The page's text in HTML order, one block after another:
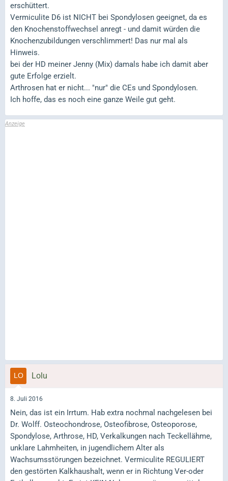
erschüttert.
Vermiculite D6 ist NICHT bei Spondylosen geeignet, da es
den Knochenstoffwechsel anregt - und damit würden die
Knochenzubildungen verschlimmert! Das nur mal als
Hinweis.
bei der HD meiner Jenny (Mix) damals habe ich damit aber
gute Erfolge erzielt.
Arthrosen hat er nicht... "nur" die CEs und Spondylosen.
Ich hoffe, das es noch eine ganze Weile gut geht.
Lolu
8. Juli 2016
Nein, das ist ein Irrtum. Hab extra nochmal nachgelesen bei
Dr. Wolff. Osteochondrose, Osteofibrose, Osteoporose,
Spondylose, Arthrose, HD, Verkalkungen nach Teckellähme,
unklare Lahmheiten, in jugendlichem Alter als
Wachsumsstörungen bezeichnet. Vermiculite REGULIERT
den gestörten Kalkhaushalt, wenn er in Richtung Ver-oder